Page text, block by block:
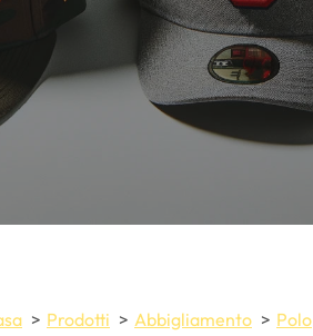
Prodotti Abbigliamento
Polo